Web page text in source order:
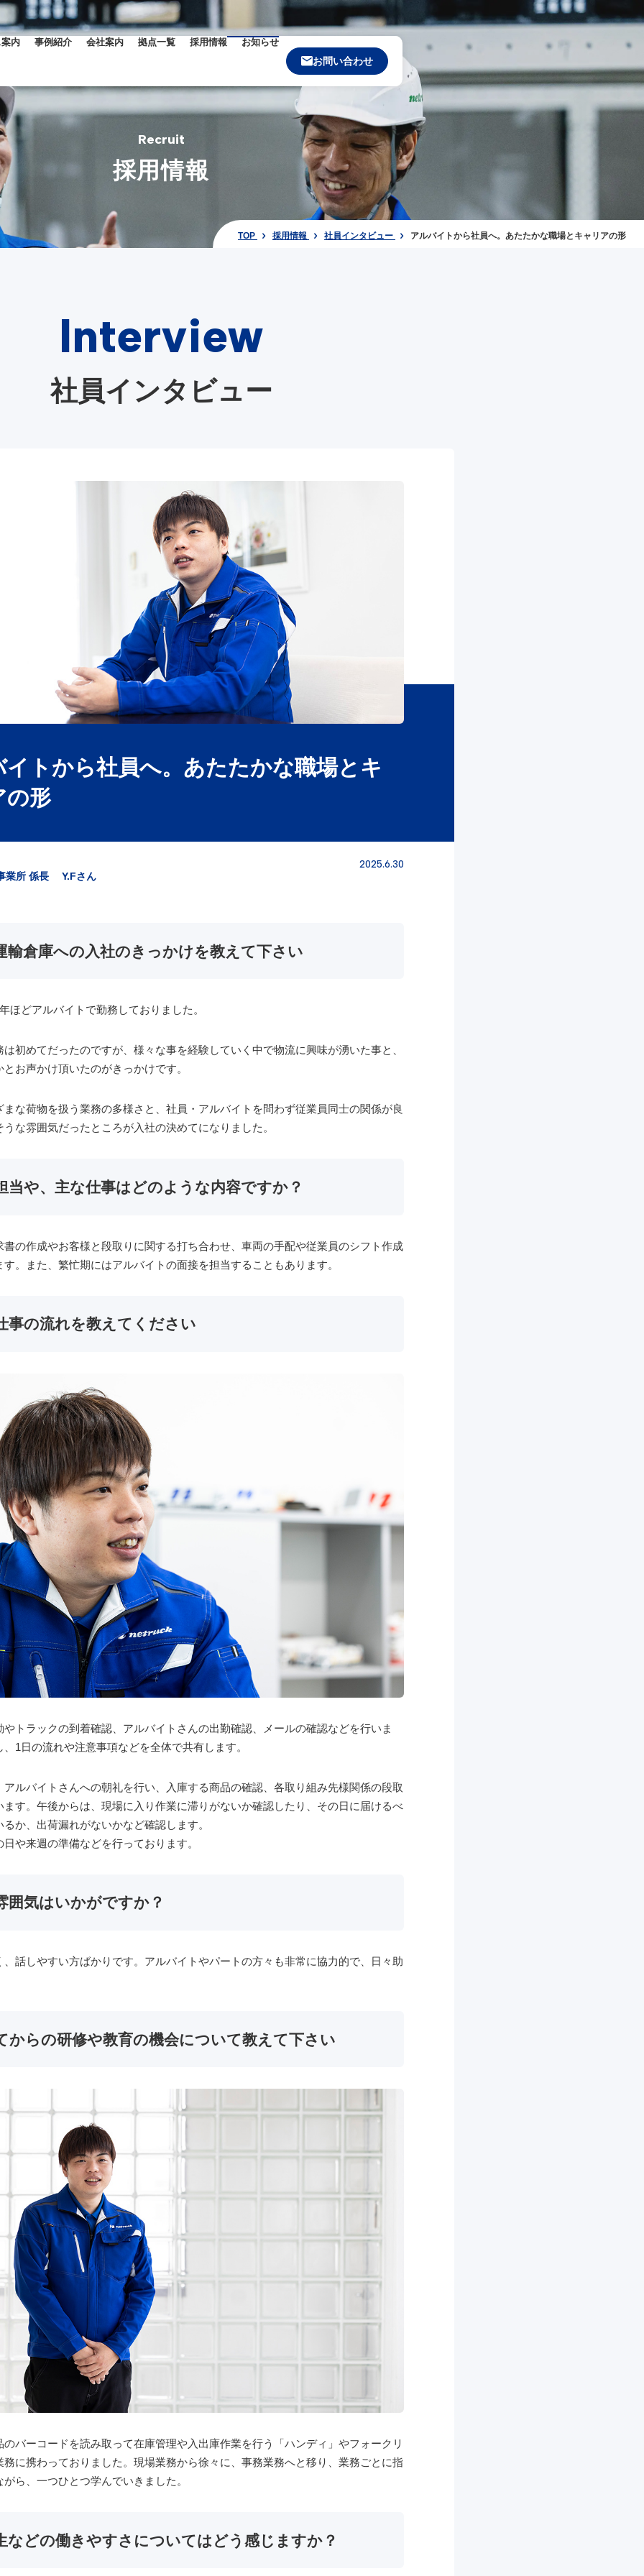
内 事例紹介 会社案内 拠点一覧 採用情報 お知らせ
お問い合わせ
Recruit
採用情報
TOP 採用情報 社員インタビュー アルバイトから社員へ。あたたかな職場とキャリアの形
Interview
社員インタビュー
イトから社員へ。あたたかな職場とキ
の形
業所 係長 Y.Fさん
2025.6.30
輸倉庫への入社のきっかけを教えて下さい
ほどアルバイトで勤務しておりました。
初めてだったのですが、様々な事を経験していく中で物流に興味が湧いた事と、
お声かけ頂いたのがきっかけです。
まな荷物を扱う業務の多様さと、社員・アルバイトを問わず従業員同士の関係が良
な雰囲気だったところが入社の決めてになりました。
当や、主な仕事はどのような内容ですか？
書の作成やお客様と段取りに関する打ち合わせ、車両の手配や従業員のシフト作成
。また、繁忙期にはアルバイトの面接を担当することもあります。
事の流れを教えてください
トラックの到着確認、アルバイトさんの出勤確認、メールの確認などを行いま
1日の流れや注意事項などを全体で共有します。
アルバイトさんへの朝礼を行い、入庫する商品の確認、各取り組み先様関係の段取
ます。午後からは、現場に入り作業に滞りがないか確認したり、その日に届けるべ
か、出荷漏れがないかなど確認します。
や来週の準備などを行っております。
囲気はいかがですか？
、話しやすい方ばかりです。アルバイトやパートの方々も非常に協力的で、日々助
からの研修や教育の機会について教えて下さい
バーコードを読み取って在庫管理や入出庫作業を行う「ハンディ」やフォークリ
務に携わっておりました。現場業務から徐々に、事務業務へと移り、業務ごとに指
ら、一つひとつ学んでいきました。
などの働きやすさについてはどう感じますか？